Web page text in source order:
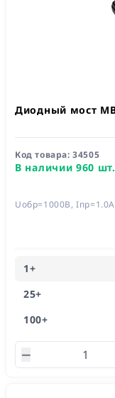
Диодный мост
Код товара:34505
В наличии 960 шт.
Uобр=1000В, Iпр=1.0А
1+
25+
100+